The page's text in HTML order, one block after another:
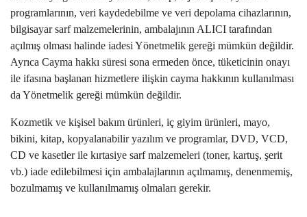
programlarının, veri kaydedebilme ve veri depolama cihazlarının,
bilgisayar sarf malzemelerinin, ambalajının ALICI tarafından
açılmış olması halinde iadesi Yönetmelik gereği mümkün değildir.
Ayrıca Cayma hakkı süresi sona ermeden önce, tüketicinin onayı
ile ifasına başlanan hizmetlere ilişkin cayma hakkının kullanılması
da Yönetmelik gereği mümkün değildir.
Kozmetik ve kişisel bakım ürünleri, iç giyim ürünleri, mayo,
bikini, kitap, kopyalanabilir yazılım ve programlar, DVD, VCD,
CD ve kasetler ile kırtasiye sarf malzemeleri (toner, kartuş, şerit
vb.) iade edilebilmesi için ambalajlarının açılmamış, denenmemiş,
bozulmamış ve kullanılmamış olmaları gerekir.